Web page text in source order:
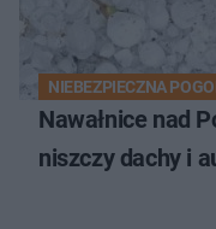
NIEBEZPIECZNA
Nawałnice nad
niszczy dachy i